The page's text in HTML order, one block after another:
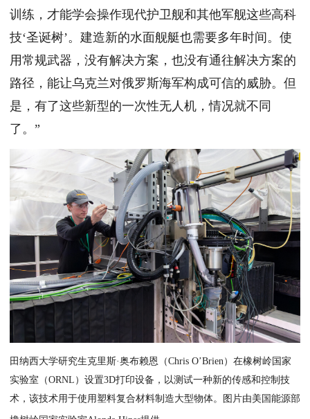
训练，才能学会操作现代护卫舰和其他军舰这些高科
技‘圣诞树’。建造新的水面舰艇也需要多年时间。使
用常规武器，没有解决方案，也没有通往解决方案的
路径，能让乌克兰对俄罗斯海军构成可信的威胁。但
是，有了这些新型的一次性无人机，情况就不同
了。”
田纳西大学研究生克里斯·奥布赖恩（Chris O’Brien）在橡树岭国家
实验室（ORNL）设置3D打印设备，以测试一种新的传感和控制技
术，该技术用于使用塑料复合材料制造大型物体。图片由美国能源部